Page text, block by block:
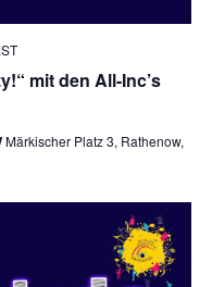
mit den All-Inc’s
Märkischer Platz 3, Rathenow,